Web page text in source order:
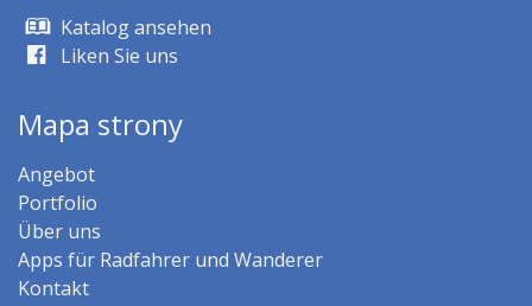
Katalog ansehen
Liken Sie uns
Mapa strony
Angebot
Portfolio
Über uns
Apps für Radfahrer und Wanderer
Kontakt